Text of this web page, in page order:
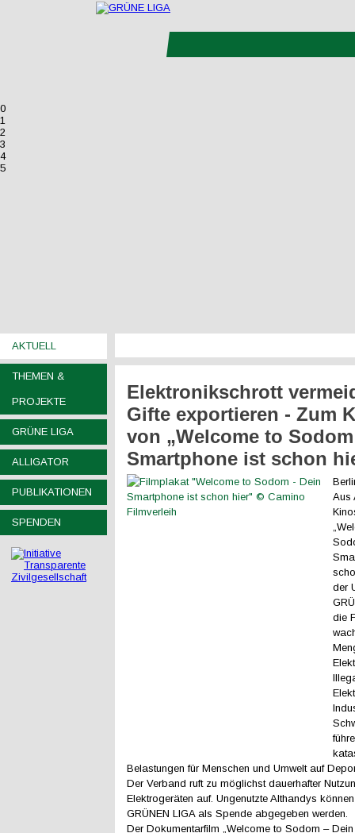
0
1
2
3
4
5
AKTUELL
THEMEN &
PROJEKTE
GRÜNE LIGA
ALLIGATOR
PUBLIKATIONEN
SPENDEN
Elektronikschrott
Gifte exportieren - Zum
von „Welcome to
Smartphone ist schon
Aus
der
die
Belastungen für Menschen und Umwelt auf
Der Verband ruft zu möglichst dauerhafter
Elektrogeräten auf. Ungenutzte Althandys
GRÜNEN LIGA als Spende abgegeben werden.
Der Dokumentarfilm „Welcome to Sodom –